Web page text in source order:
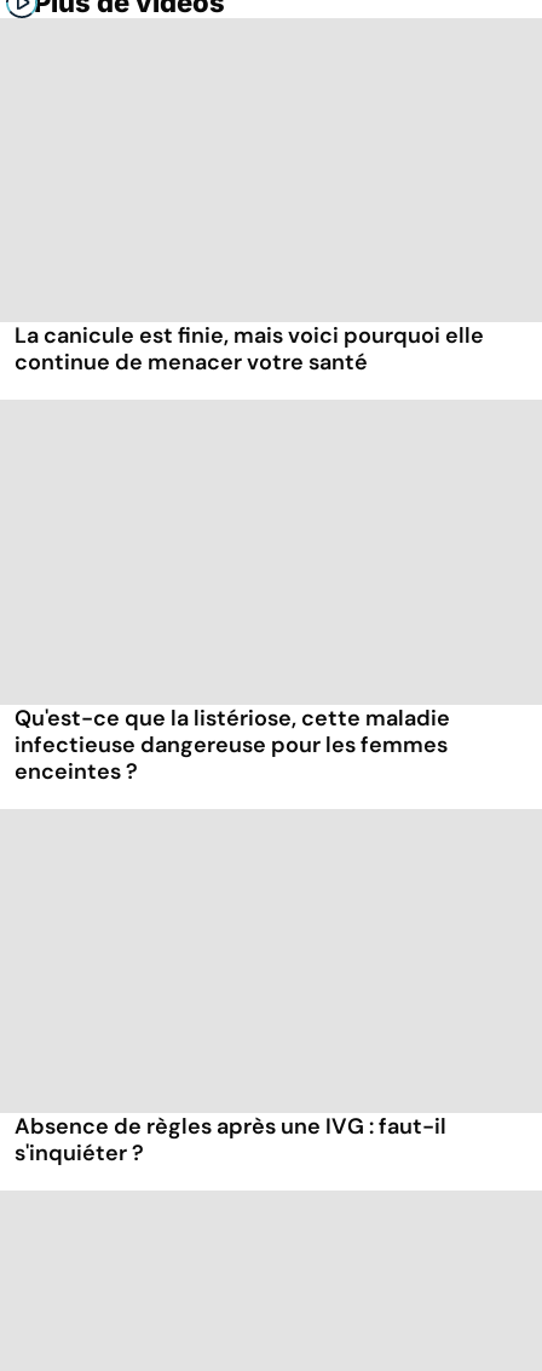
La canicule est finie, mais voici pourquoi elle
continue de menacer votre santé
Qu'est-ce que la listériose, cette maladie
infectieuse dangereuse pour les femmes
enceintes ?
Absence de règles après une IVG : faut-il
s'inquiéter ?